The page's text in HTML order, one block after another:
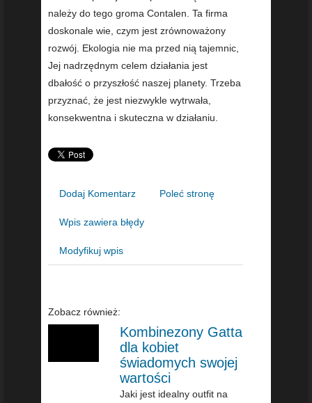
należy do tego groma Contalen. Ta firma
doskonale wie, czym jest zrównoważony
rozwój. Ekologia nie ma przed nią tajemnic,
Jej nadrzędnym celem działania jest
dbałość o przyszłość naszej planety. Trzeba
przyznać, że jest niezwykle wytrwała,
konsekwentna i skuteczna w działaniu.
Dodaj Komentarz Poleć stronę
Wpis zawiera błędy
Modyfikuj wpis
Zobacz również:
Kombinezony Gatta
dla kobiet
świadomych swojej
wartości
Jaki jest idealny outfit na